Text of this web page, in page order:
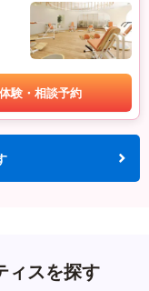
体験・相談予約
ィスを探す